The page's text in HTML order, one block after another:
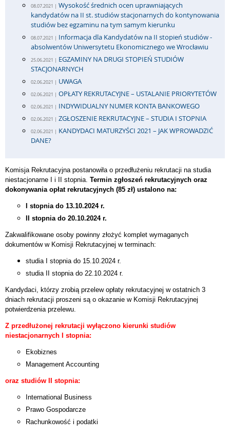
08.07.2021 | Wysokość średnich ocen uprawniających
kandydatów na II st. studiów stacjonarnych do kontynowania
studiów bez egzaminu na tym samym kierunku
08.07.2021 | Informacja dla Kandydatów na II stopień studiów -
absolwentów Uniwersytetu Ekonomicznego we Wrocławiu
25.06.2021 | EGZAMINY NA DRUGI STOPIEŃ STUDIÓW
STACJONARNYCH
02.06.2021 | UWAGA
02.06.2021 | OPŁATY REKRUTACYJNE – USTALANIE PRIORYTETÓW
02.06.2021 | INDYWIDUALNY NUMER KONTA BANKOWEGO
02.06.2021 | ZGŁOSZENIE REKRUTACYJNE – STUDIA I STOPNIA
02.06.2021 | KANDYDACI MATURZYŚCI 2021 – JAK WPROWADZIĆ
DANE?
Komisja Rekrutacyjna postanowiła o przedłużeniu rekrutacji na studia
niestacjonarne I i II stopnia. Termin zgłoszeń rekrutacyjnych oraz
dokonywania opłat rekrutacyjnych (85 zł) ustalono na:
I stopnia do 13.10.2024 r.
II stopnia do 20.10.2024 r.
Zakwalifikowane osoby powinny złożyć komplet wymaganych
dokumentów w Komisji Rekrutacyjnej w terminach:
studia I stopnia do 15.10.2024 r.
studia II stopnia do 22.10.2024 r.
Kandydaci, którzy zrobią przelew opłaty rekrutacyjnej w ostatnich 3
dniach rekrutacji proszeni są o okazanie w Komisji Rekrutacyjnej
potwierdzenia przelewu.
Z przedłużonej rekrutacji wyłączono kierunki studiów
niestacjonarnych I stopnia:
Ekobiznes
Management Accounting
oraz studiów II stopnia:
International Business
Prawo Gospodarcze
Rachunkowość i podatki